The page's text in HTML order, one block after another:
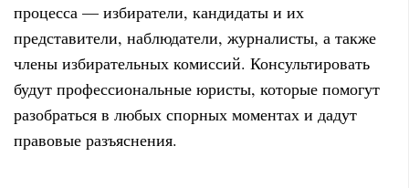
процесса — избиратели, кандидаты и их
представители, наблюдатели, журналисты, а также
члены избирательных комиссий. Консультировать
будут профессиональные юристы, которые помогут
разобраться в любых спорных моментах и дадут
правовые разъяснения.